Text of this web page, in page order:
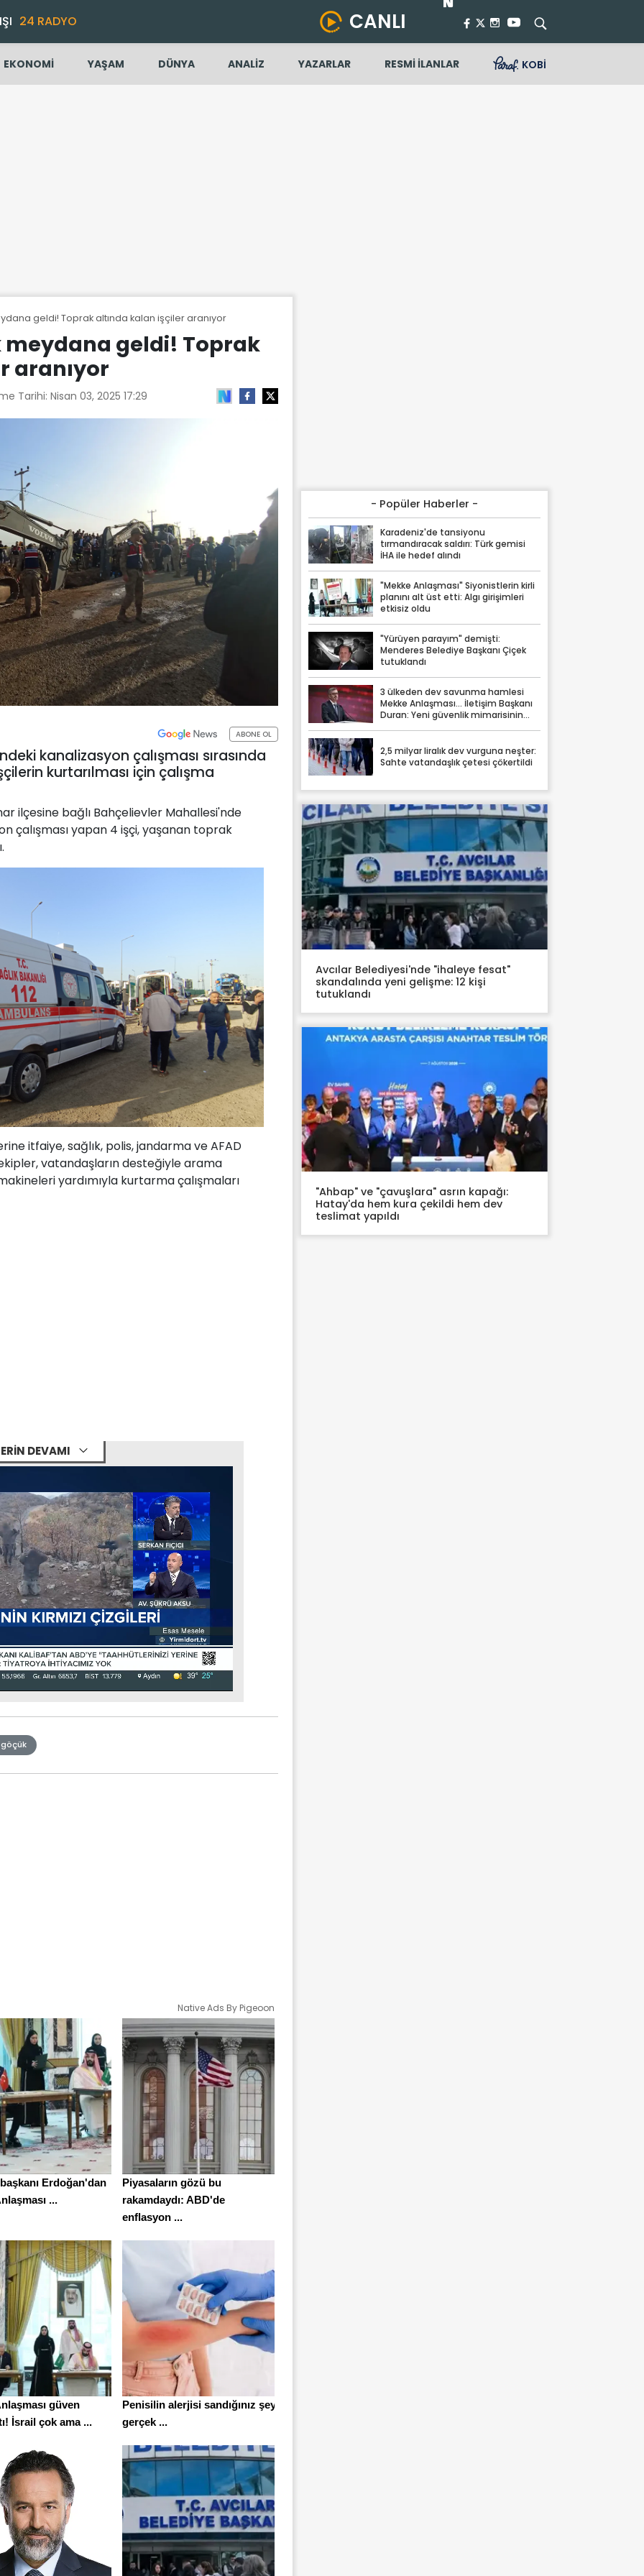
24 RADYO CANLI
EKONOMİ YAŞAM DÜNYA ANALİZ YAZARLAR RESMİ İLANLAR KOBİ
geldi! Toprak altında kalan işçiler aranıyor
meydana geldi! Toprak
aranıyor
Tarihi: Nisan 03, 2025 17:29
ABONE OL
kanalizasyon çalışması sırasında
kurtarılması için çalışma
ilçesine bağlı Bahçelievler Mahallesi'nde
çalışması yapan 4 işçi, yaşanan toprak
itfaiye, sağlık, polis, jandarma ve AFAD
vatandaşların desteğiyle arama
yardımıyla kurtarma çalışmaları
DEVAMI
göçük
Native Ads By Pigeoon
Erdoğan'dan
...
Piyasaların gözü bu
rakamdaydı: ABD'de
enflasyon ...
güven
İsrail çok ama ...
Penisilin alerjisi sandığınız şey
gerçek ...
- Popüler Haberler -
Karadeniz'de tansiyonu
tırmandıracak saldırı: Türk gemisi
İHA ile hedef alındı
"Mekke Anlaşması" Siyonistlerin kirli
planını alt üst etti: Algı girişimleri
etkisiz oldu
"Yürüyen parayım" demişti:
Menderes Belediye Başkanı Çiçek
tutuklandı
3 ülkeden dev savunma hamlesi
Mekke Anlaşması… İletişim Başkanı
Duran: Yeni güvenlik mimarisinin
2,5 milyar liralık dev vurguna neşter:
Sahte vatandaşlık çetesi çökertildi
Avcılar Belediyesi'nde "ihaleye fesat"
skandalında yeni gelişme: 12 kişi
tutuklandı
"Ahbap" ve "çavuşlara" asrın kapağı:
Hatay'da hem kura çekildi hem dev
teslimat yapıldı